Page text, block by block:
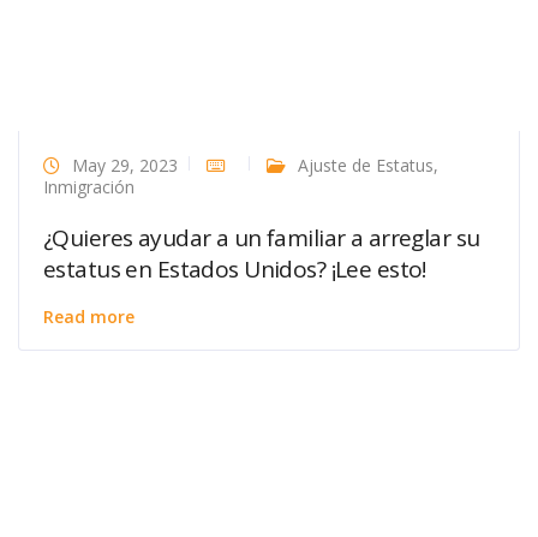
May 29, 2023 Ajuste de Estatus,
Inmigración
¿Quieres ayudar a un familiar a arreglar su
estatus en Estados Unidos? ¡Lee esto!
Read more